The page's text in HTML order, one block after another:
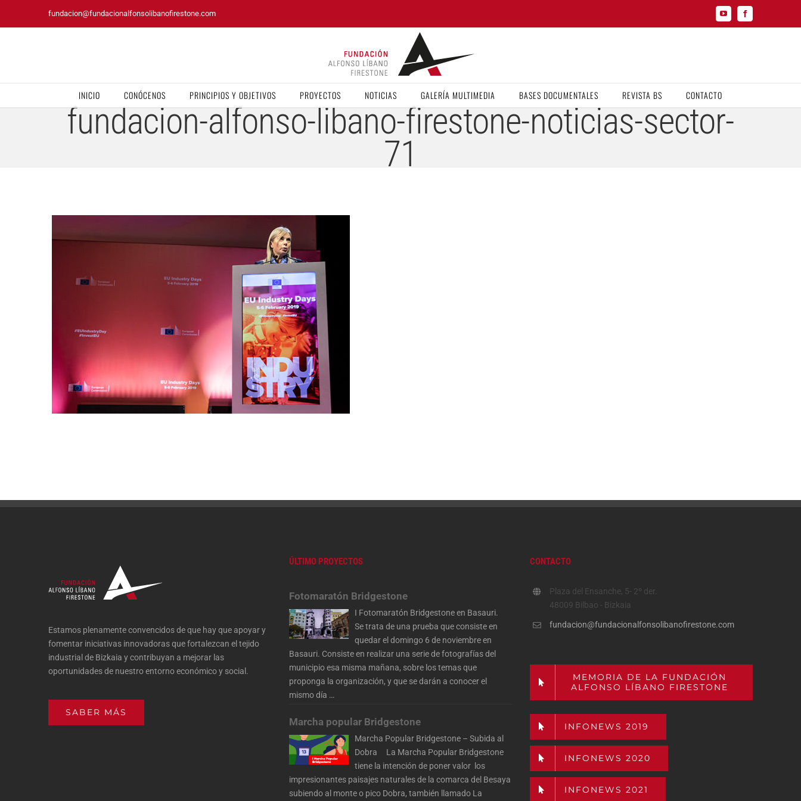
fundacion@fundacionalfonsolibanofirestone.com YouTubeFacebook
INICIO CONÓCENOS PRINCIPIOS Y OBJETIVOS PROYECTOS NOTICIAS GALERÍA MULTIMEDIA BASES DOCUMENTALES REVISTA BS CONTACTO
fundacion-alfonso-libano-firestone-noticias-sector-
71
Estamos plenamente convencidos de que hay que apoyar y
fomentar iniciativas innovadoras que fortalezcan el tejido
industrial de Bizkaia y contribuyan a mejorar las
oportunidades de nuestro entorno económico y social.
SABER MÁS
ÚLTIMO PROYECTOS
Fotomaratón Bridgestone
I Fotomaratón Bridgestone en Basauri.
Se trata de una prueba que consiste en
quedar el domingo 6 de noviembre en
Basauri. Consiste en realizar una serie de fotografías del
municipio esa misma mañana, sobre los temas que
proponga la organización, y que se darán a conocer el
mismo día …
Marcha popular Bridgestone
Marcha Popular Bridgestone – Subida al
Dobra La Marcha Popular Bridgestone
tiene la intención de poner valor los
impresionantes paisajes naturales de la comarca del Besaya
subiendo al monte o pico Dobra, también llamado La
CONTACTO
Plaza del Ensanche, 5- 2º der.
48009 Bilbao - Bizkaia
fundacion@fundacionalfonsolibanofirestone.com
MEMORIA DE LA FUNDACIÓN
ALFONSO LÍBANO FIRESTONE
INFONEWS 2019
INFONEWS 2020
INFONEWS 2021